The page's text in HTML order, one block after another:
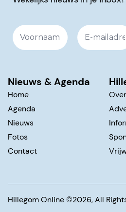
Nieuws & Agenda
Home
Agenda
Nieuws
Fotos
Contact
Hillegom Online ©️2026, All